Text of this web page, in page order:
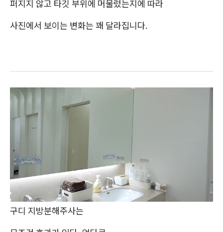
퍼지지 않고 타깃 부위에 머물렀는지에 따라
사진에서 보이는 변화는 꽤 달라집니다.
구디 지방분해주사는